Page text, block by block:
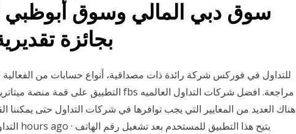
سوق دبي المالي وسوق أبوظبي
بجائزة
هناك العديد من المعايير التي يجب توافرها في شركات التداول حتى يمكننا